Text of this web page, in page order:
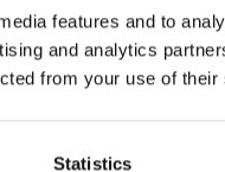
features and to
and analytics
from your use of
Statistics